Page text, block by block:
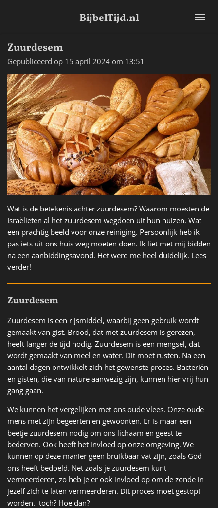
de
hoofdinhoud
BijbelTijd.nl
Zuurdesem
Gepubliceerd op 15 april 2024 om 13:51
Wat is de betekenis achter zuurdesem? Waarom moesten de
Israëlieten al het zuurdesem wegdoen uit hun huizen. Wat
een prachtig beeld voor onze reiniging. Persoonlijk heb ik
pas iets uit ons huis weg moeten doen. Ik liet met mij bidden
na een aanbiddingsavond. Het werd me heel duidelijk. Lees
verder!
Zuurdesem
Zuurdesem is een rijsmiddel, waarbij geen gebruik wordt
gemaakt van gist. Brood, dat met zuurdesem is gerezen,
heeft langer de tijd nodig. Zuurdesem is een mengsel, dat
wordt gemaakt van meel en water. Dit moet rusten. Na een
aantal dagen ontwikkelt zich het gewenste proces. Bacteriën
en gisten, die van nature aanwezig zijn, kunnen hier vrij hun
gang gaan.
We kunnen het vergelijken met ons oude vlees. Onze oude
mens met zijn begeerten en gewoonten. Er is maar een
beetje zuurdesem nodig om ons lichaam en geest te
bederven. Ook heeft het invloed op onze omgeving. We
kunnen op deze manier geen bruikbaar vat zijn, zoals God
ons heeft bedoeld. Net zoals je zuurdesem kunt
vermeerderen, zo heb je er ook invloed op om de zonde in
jezelf zich te laten vermeerderen. Dit proces moet gestopt
worden.. toch? Hoe dan?